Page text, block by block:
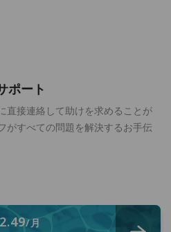
ポート
直接連絡して助けを求めることが
がすべての問題を解決するお手伝
/月